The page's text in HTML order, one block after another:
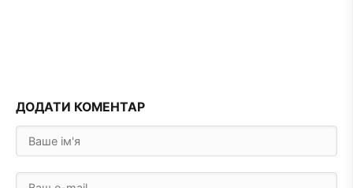
ДОДАТИ КОМЕНТАР